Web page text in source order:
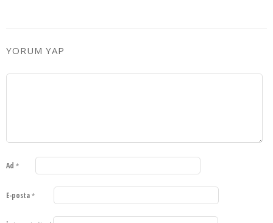
YORUM YAP
Ad *
E-posta *